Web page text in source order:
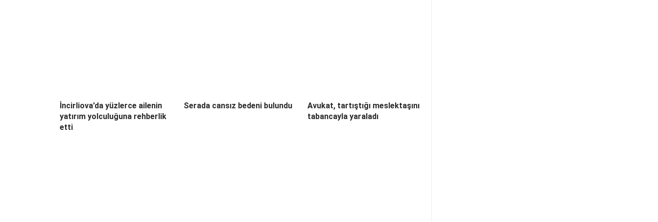
İncirliova’da yüzlerce ailenin
yatırım yolculuğuna rehberlik
etti
Serada cansız bedeni bulundu
Avukat, tartıştığı meslektaşını
tabancayla yaraladı